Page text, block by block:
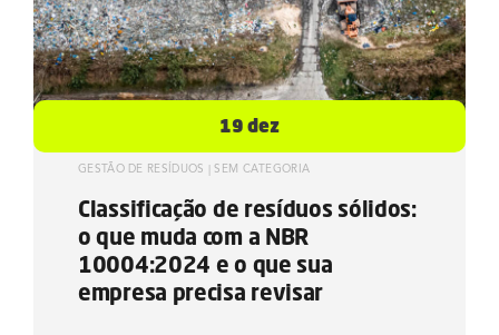
19 dez
GESTÃO DE RESÍDUOS |SEM CATEGORIA
Classificação de resíduos sólidos:
o que muda com a NBR
10004:2024 e o que sua
empresa precisa revisar